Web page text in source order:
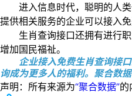
进入信息时代，聪明的人类
提供相关服务的企业可以接入
生肖查询接口还拥有进行职
增加国民福祉。
企业接入免费生肖查询接
询成为更多人的福利。聚合数
声明：所有来源为“聚合数据”的